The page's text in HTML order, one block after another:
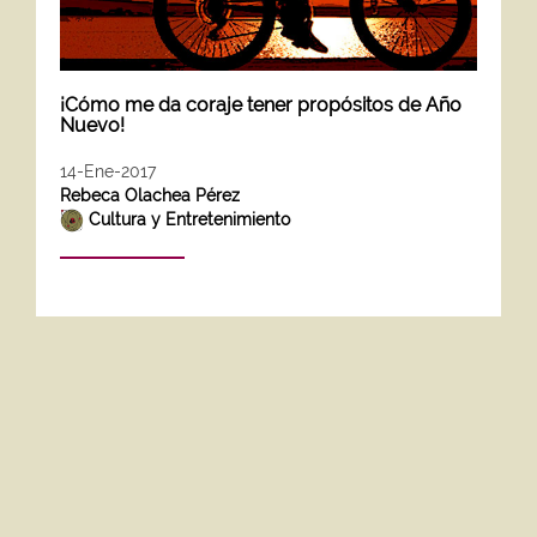
¡Cómo me da coraje tener propósitos de Año
Nuevo!
14-Ene-2017
Rebeca Olachea Pérez
Cultura y Entretenimiento